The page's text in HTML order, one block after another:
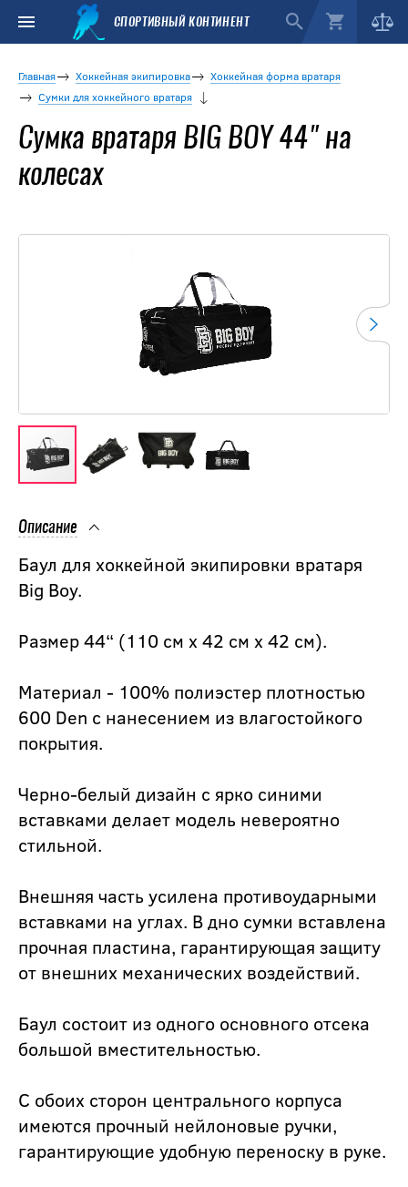
СПОРТИВНЫЙ КОНТИНЕНТ
Главная Хоккейная экипировка
Хоккейная форма вратаря
Сумки для хоккейного вратаря
Сумка вратаря BIG BOY 44" на
колесах
Описание
Баул для хоккейной экипировки вратаря
Big Boy.
Размер 44“ (110 см х 42 см х 42 см).
Материал - 100% полиэстер плотностью
600 Den с нанесением из влагостойкого
покрытия.
Черно-белый дизайн с ярко синими
вставками делает модель невероятно
стильной.
Внешняя часть усилена противоударными
вставками на углах. В дно сумки вставлена
прочная пластина, гарантирующая защиту
от внешних механических воздействий.
Баул состоит из одного основного отсека
большой вместительностью.
С обоих сторон центрального корпуса
имеются прочный нейлоновые ручки,
гарантирующие удобную переноску в руке.